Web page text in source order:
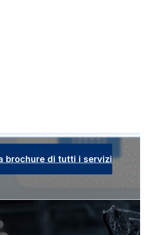
brochure di tutti i servizi